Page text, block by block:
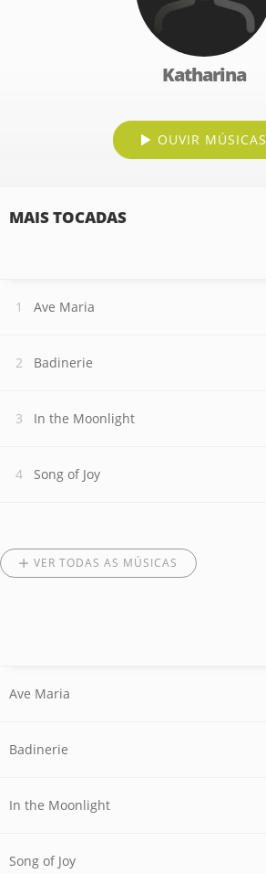
Katharina
OUVIR MÚSICAS
MAIS TOCADAS
Ave Maria
Badinerie
In the Moonlight
Song of Joy
VER TODAS AS MÚSICAS
Ave Maria
Badinerie
In the Moonlight
Song of Joy